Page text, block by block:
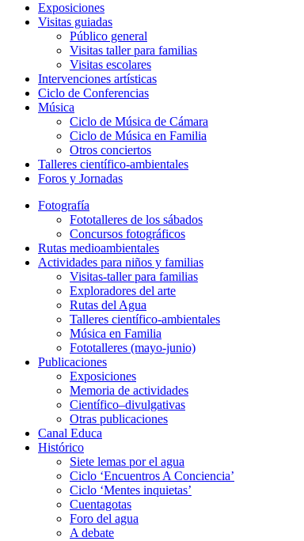
Exposiciones
Visitas guiadas
Público general
Visitas taller para familias
Visitas escolares
Intervenciones artísticas
Ciclo de Conferencias
Música
Ciclo de Música de Cámara
Ciclo de Música en Familia
Otros conciertos
Talleres científico-ambientales
Foros y Jornadas
Fotografía
Fototalleres de los sábados
Concursos fotográficos
Rutas medioambientales
Actividades para niños y familias
Visitas-taller para familias
Exploradores del arte
Rutas del Agua
Talleres científico-ambientales
Música en Familia
Fototalleres (mayo-junio)
Publicaciones
Exposiciones
Memoria de actividades
Científico–divulgativas
Otras publicaciones
Canal Educa
Histórico
Siete lemas por el agua
Ciclo ‘Encuentros A Conciencia’
Ciclo ‘Mentes inquietas’
Cuentagotas
Foro del agua
A debate